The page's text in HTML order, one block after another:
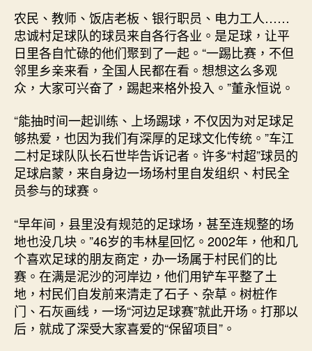
农民、教师、饭店老板、银行职员、电力工人……
忠诚村足球队的球员来自各行各业。是足球，让平
日里各自忙碌的他们聚到了一起。“一踢比赛，不但
邻里乡亲来看，全国人民都在看。想想这么多观
众，大家可兴奋了，踢起来格外投入。”董永恒说。
“能抽时间一起训练、上场踢球，不仅因为对足球足
够热爱，也因为我们有深厚的足球文化传统。”车江
二村足球队队长石世毕告诉记者。许多“村超”球员的
足球启蒙，来自身边一场场村里自发组织、村民全
员参与的球赛。
“早年间，县里没有规范的足球场，甚至连规整的场
地也没几块。”46岁的韦林星回忆。2002年，他和几
个喜欢足球的朋友商定，办一场属于村民们的比
赛。在满是泥沙的河岸边，他们用铲车平整了土
地，村民们自发前来清走了石子、杂草。树桩作
门、石灰画线，一场“河边足球赛”就此开场。打那以
后，就成了深受大家喜爱的“保留项目”。